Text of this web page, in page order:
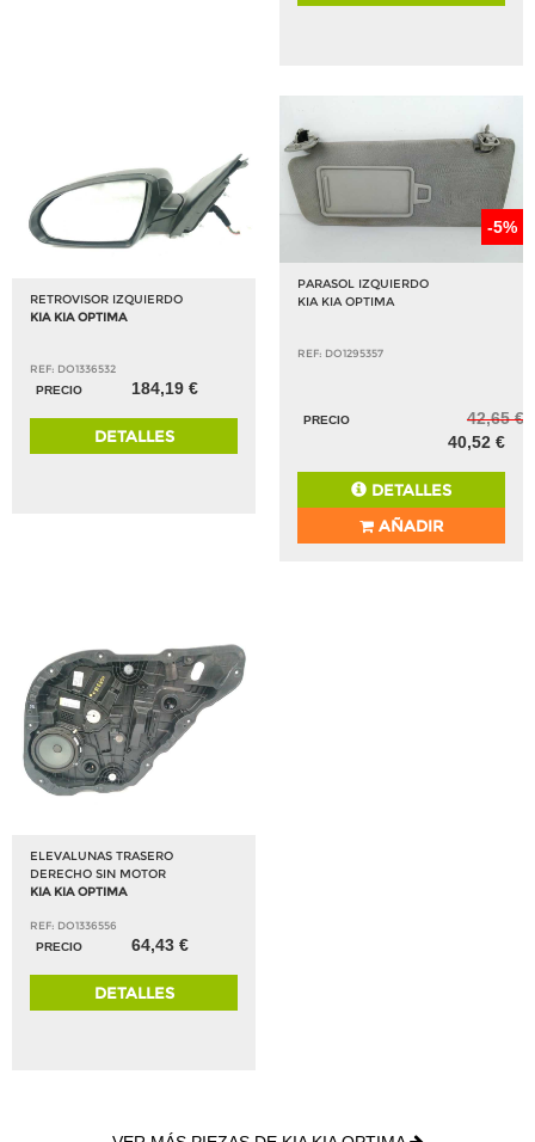
RETROVISOR IZQUIERDO
KIA KIA OPTIMA
REF: DO1336532
PRECIO
184,19 €
DETALLES
-5%
PARASOL IZQUIERDO
KIA KIA OPTIMA
REF: DO1295357
PRECIO
42,65 €
40,52 €
DETALLES
AÑADIR
ELEVALUNAS TRASERO
DERECHO SIN MOTOR
KIA KIA OPTIMA
REF: DO1336556
PRECIO
64,43 €
DETALLES